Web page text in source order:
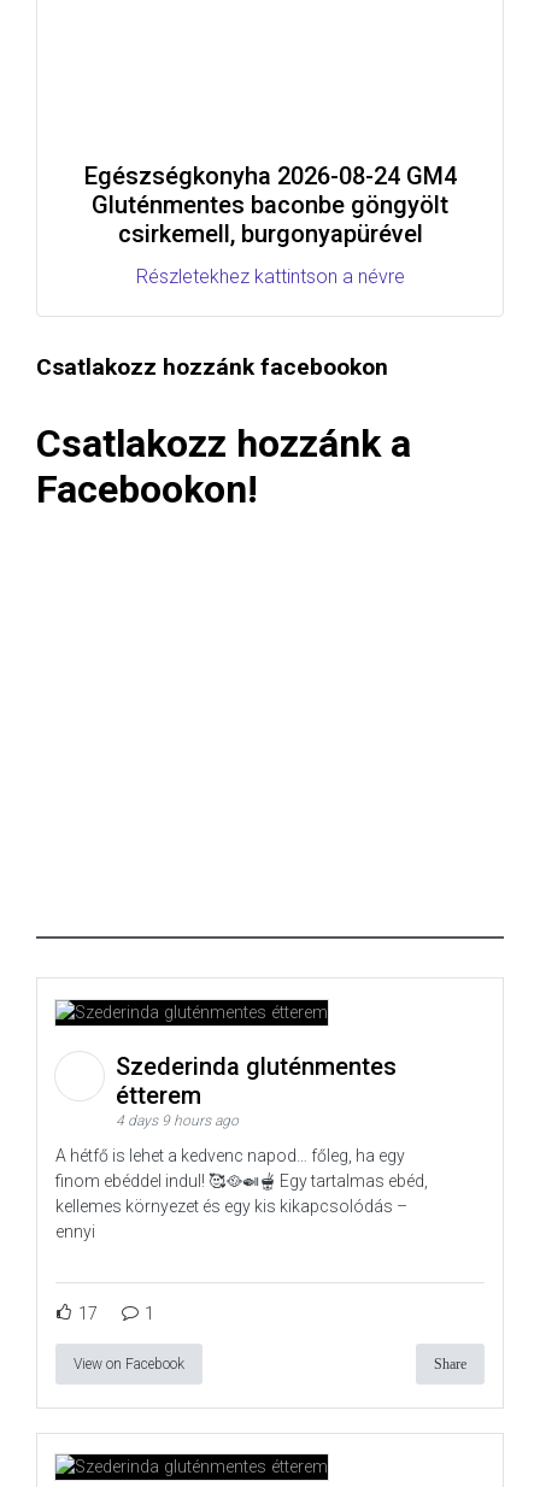
Egészségkonyha 2026-08-24 GM4
Gluténmentes baconbe göngyölt
csirkemell, burgonyapürével
Részletekhez kattintson a névre
Csatlakozz hozzánk facebookon
Csatlakozz hozzánk a
Facebookon!
Szederinda gluténmentes
étterem
4 days 9 hours ago
A hétfő is lehet a kedvenc napod… főleg, ha egy
finom ebéddel indul! 🥰🥘🍛🫕 Egy tartalmas ebéd,
kellemes környezet és egy kis kikapcsolódás –
ennyi
17 1
View on Facebook Share